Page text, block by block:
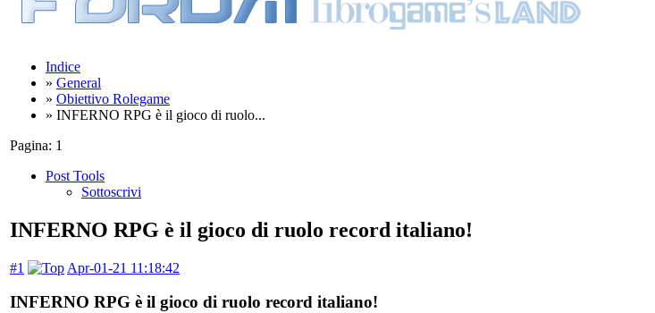
Indice
» General
» Obiettivo Rolegame
» INFERNO RPG è il gioco di ruolo...
Pagina: 1
Post Tools
Sottoscrivi
INFERNO RPG è il gioco di ruolo record italiano!
#1 Apr-01-21 11:18:42
INFERNO RPG è il gioco di ruolo record italiano!